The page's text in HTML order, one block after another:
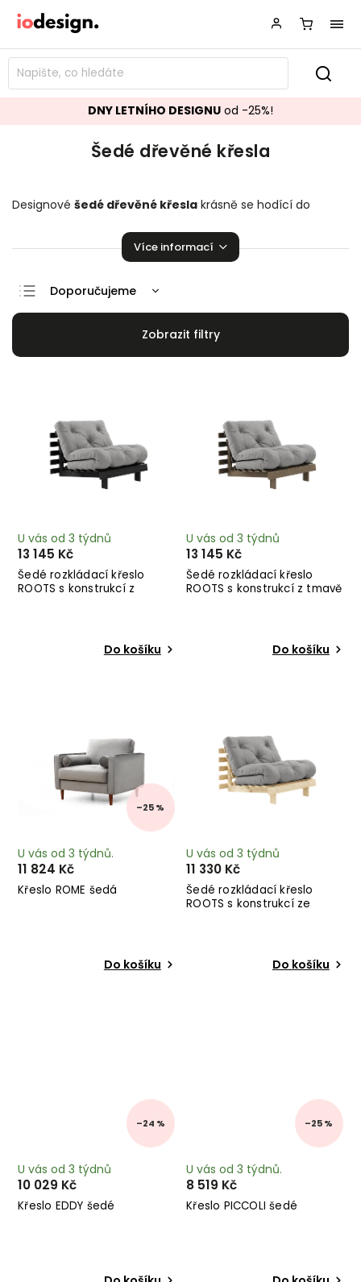
DNY LETNÍHO DESIGNU od -25%!
Šedé dřevěné křesla
Designové šedé dřevěné křesla krásně se hodící do
Více informací
Doporučujeme
Nejlevnější
Šedé rozkládací křeslo
ROOTS s konstrukcí z
U vás od 3 týdnů
13 145 Kč
Do košíku
Šedé rozkládací křeslo
ROOTS s konstrukcí z tmavě
U vás od 3 týdnů
13 145 Kč
Do košíku
–25 %
Křeslo ROME šedá
U vás od 3 týdnů.
11 824 Kč
Do košíku
Šedé rozkládací křeslo
ROOTS s konstrukcí ze
U vás od 3 týdnů
11 330 Kč
Do košíku
–24 %
Křeslo EDDY šedé
U vás od 3 týdnů
10 029 Kč
–25 %
Křeslo PICCOLI šedé
U vás od 3 týdnů.
8 519 Kč